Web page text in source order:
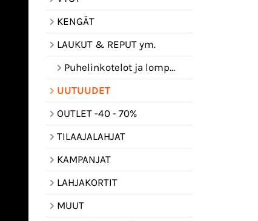
KENGÄT
LAUKUT & REPUT ym.
Puhelinkotelot ja lompakot
UUTUUDET
OUTLET -40 - 70%
TILAAJALAHJAT
KAMPANJAT
LAHJAKORTIT
MUUT